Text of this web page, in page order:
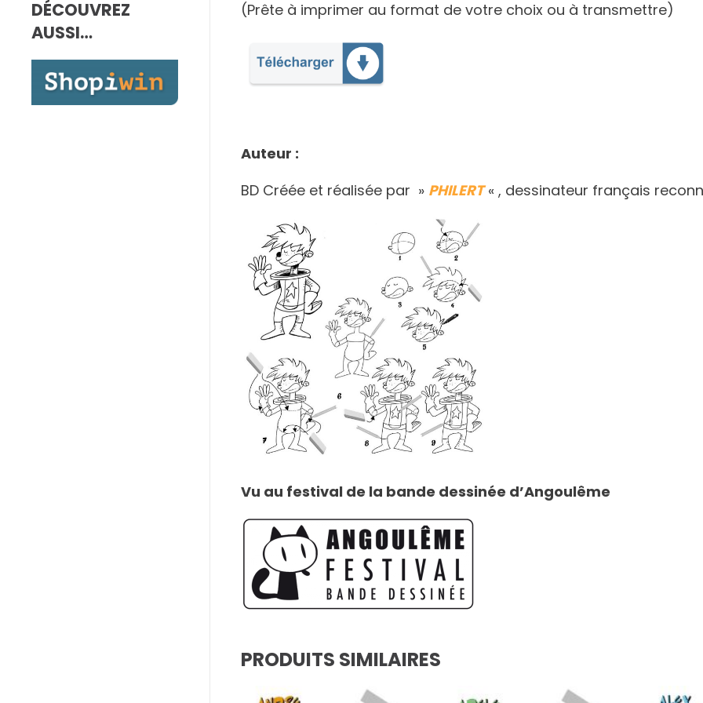
(Prête à imprimer au format de votre choix ou à transmettre)
Auteur :
BD Créée et réalisée par » PHILERT« , dessinateur français
Vu au festival de la bande dessinée d’Angoulême
PRODUITS SIMILAIRES
DÉCOUVREZ
AUSSI…